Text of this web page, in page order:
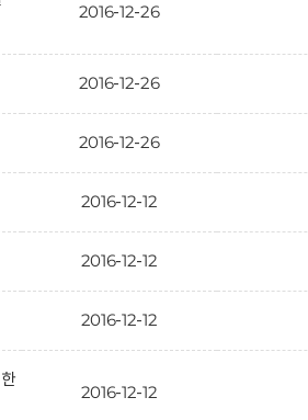
2016-12-26
2016-12-26
2016-12-26
2016-12-12
2016-12-12
2016-12-12
2016-12-12